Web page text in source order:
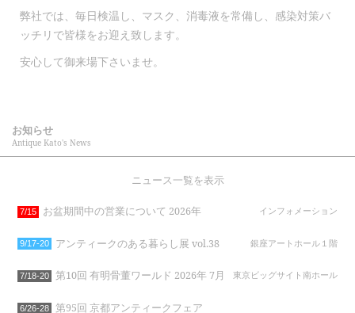
弊社では、毎日検温し、マスク、消毒液を常備し、感染対策バ
ッチリで皆様をお迎え致します。
安心して御来場下さいませ。
お知らせ
Antique Kato's News
ニュース一覧を表示
7/15 お盆期間中の営業について 2026年 インフォメーション
9/17-20 アンティークのある暮らし展 vol.38 銀座アートホール１階
7/18-20 第10回 有明骨董ワールド 2026年 7月 東京ビッグサイト南ホール
6/26-28 第95回 京都アンティークフェア